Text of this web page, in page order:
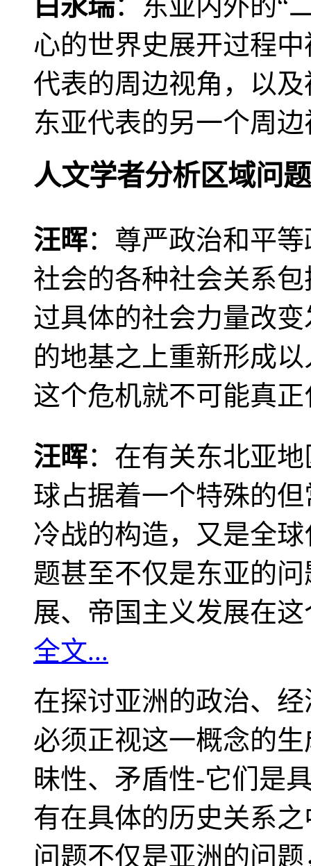
白永瑞：东亚内外的“
心的世界史展开过程
代表的周边视角，以
东亚代表的另一个周
人文学者分析区域问题
汪晖：尊严政治和平
社会的各种社会关系
过具体的社会力量改
的地基之上重新形成
这个危机就不可能真
汪晖：在有关东北亚
球占据着一个特殊的
冷战的构造，又是全
题甚至不仅是东亚的
展、帝国主义发展在
全文...
在探讨亚洲的政治、
必须正视这一概念的
昧性、矛盾性-它们是
有在具体的历史关系
问题不仅是亚洲的问